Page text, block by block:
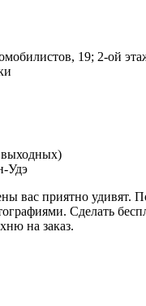
19; 2-ой
выходных)
Удэ
вас приятно удивят.
Сделать
на заказ.